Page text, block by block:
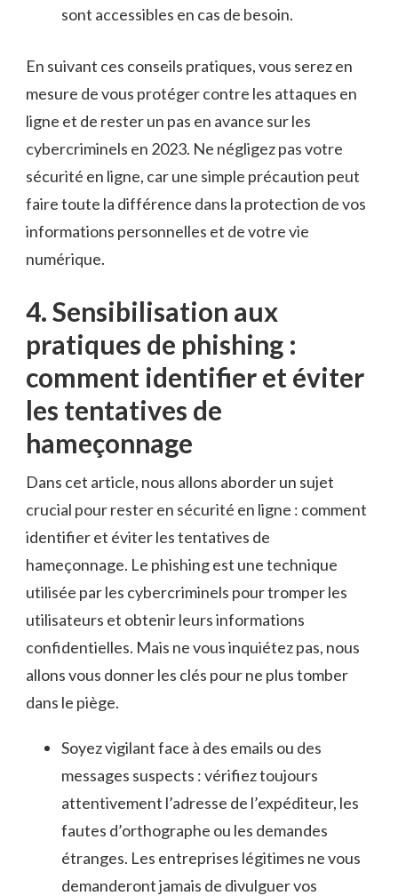
sont ‌accessibles en cas de besoin.
En suivant ces⁣ conseils⁤ pratiques, vous serez en
⁣mesure de⁣ vous⁣ protéger contre les attaques en
ligne et de ⁣rester un​ pas en ‍avance sur les
⁤cybercriminels en 2023. Ne négligez pas⁤ votre
sécurité en ligne,⁤ car une simple‍ précaution peut
faire⁣ toute ⁣la​ différence dans⁣ la protection de vos
informations personnelles et‍ de votre vie
numérique.
4. Sensibilisation aux
pratiques de phishing :
comment identifier et éviter
les tentatives de⁣
hameçonnage
Dans cet article, nous ‌allons aborder‌ un sujet‍
crucial pour‌ rester en sécurité en ligne : comment
identifier et éviter les tentatives⁢ de
hameçonnage. Le phishing est une technique
utilisée ⁤par les cybercriminels pour tromper les
⁣utilisateurs et‍ obtenir leurs⁤ informations
confidentielles. ⁣Mais ne ​vous‍ inquiétez pas, nous
allons vous donner⁤ les clés pour ne​ plus tomber
dans le piège.
Soyez vigilant​ face à des emails ou des
⁣messages⁤ suspects⁣ :⁢ vérifiez toujours
attentivement l’adresse de l’expéditeur, les
fautes d’orthographe ou les demandes⁤
étranges. Les entreprises légitimes ne‍ vous
demanderont jamais de divulguer‍ vos